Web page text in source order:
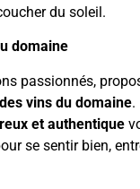
du soleil.
domaine
passionnés,
vins du domaine.
et authentique
se sentir bien,